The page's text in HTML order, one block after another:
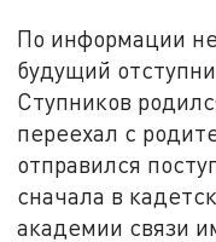
По информации
будущий
Ступников
переехал с
отправился
сначала в
академии связи